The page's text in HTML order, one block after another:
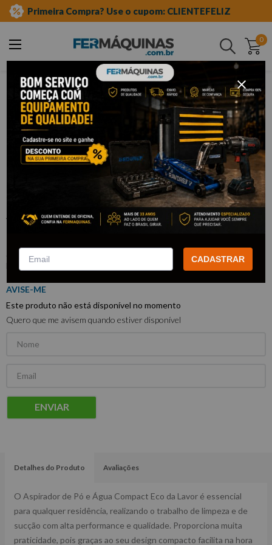
Primeira Compra? Use o cupom: CLIENTEFELIZ
0
Buscar
estética automotiva e posto
aspirador de pó
aspirador água e pó
Aspirador Pó e Água Compact Eco 22L
220V- LAVOR INATIVO
B82010063A INATIVO
LAVOR
Este produto não está disponível no momento
Quero que me avisem quando estiver disponível
ENVIAR
Detalhes do Produto Avaliações
O Aspirador de Pó e Água Compact Eco da Lavor é essencial
para qualquer residência, realizando o trabalho de limpeza e de
sucção com alta performance e qualidade. Proporciona muita
praticidade, pois graças ao seu design compacto facilita na hora
CADASTRAR